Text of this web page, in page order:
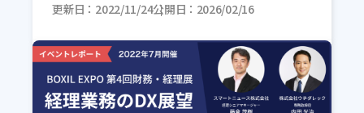
更新日 2022/11/24公開日 2026/02/16